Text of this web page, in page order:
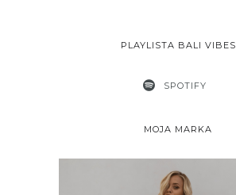
PLAYLISTA BALI VIBES
SPOTIFY
MOJA MARKA